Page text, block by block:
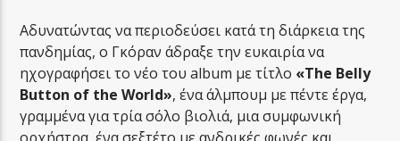
Αδυνατώντας να περιοδεύσει κατά τη διάρκεια της
πανδημίας, ο Γκόραν άδραξε την ευκαιρία να
ηχογραφήσει το νέο του album με τίτλο «The Belly
Button of the World», ένα άλμπουμ με πέντε έργα,
γραμμένα για τρία σόλο βιολιά, μια συμφωνική